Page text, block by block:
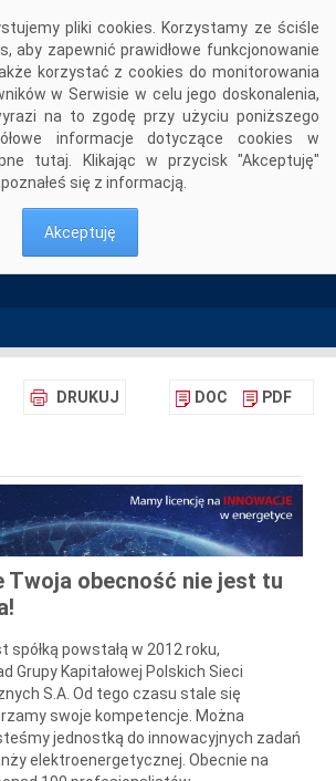
pliki cookies. Korzystamy ze ściśle
aby zapewnić prawidłowe funkcjonowanie
korzystać z cookies do monitorowania
w Serwisie w celu jego doskonalenia,
na to zgodę przy użyciu poniższego
informacje dotyczące cookies w
tutaj . Klikając w przycisk "Akceptuję"
się z informacją.
Akceptuję
IBM Maximo (m/k)
DRUKUJ DOC PDF
Twoja obecność nie jest tu
spółką powstałą w 2012 roku,
Grupy Kapitałowej Polskich Sieci
S.A. Od tego czasu stale się
swoje kompetencje. Można
jednostką do innowacyjnych zadań
elektroenergetycznej. Obecnie na